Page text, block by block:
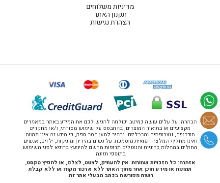
מדיניות משלוחים
תקנון האתר
הצהרת נגישות
הבהרה: על עלים עושה כמיטב יכולתה להגיש לכם את המידע באתר במאמרים
מקצועיים או בתיאור המוצרים, בהתבסס על שימוש מסורתי, ו/או מחקרים
מודרניים, נטורופתיה והרבליזם. נבהיר למען הסר ספק, כי מידע זה אינו מהווה
ואינו מחליף המלצה רפואית מוסמכת. על נשים בהיריון ומיניקות, ילדים, אנשים
החולים במחלות כרוניות והנוטלים תרופות מרשם להיוועץ ברופא לפני השימוש
בתוספי תזונה.
אזהרה: כל הזכויות שמורות. אין להעתיק, לצטט, לצלם, או להפיץ טקסט,
תמונות או מידע תוכן אחר מתוך האתר ללא אזכור מקורו או ללא קבלת
רשות מפורשת בכתב מבעלי אתר זה.